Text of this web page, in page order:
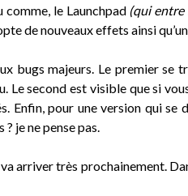
comme, le Launchpad (qui entre
de nouveaux effets ainsi
bugs majeurs. Le premier se
Le second est visible que si
Enfin, pour une version qui se
je ne pense pas.
arriver très prochainement.